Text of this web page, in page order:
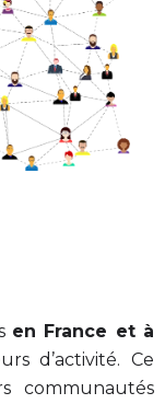
en France et à
d’activité. Ce
communautés